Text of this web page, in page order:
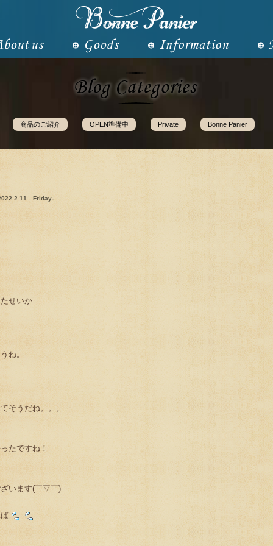
商品のご紹介 OPEN準備中 Private Bonne Panier
Friday-
せいか
ね。
そうだね。。。
たですね！
います(￣▽￣)